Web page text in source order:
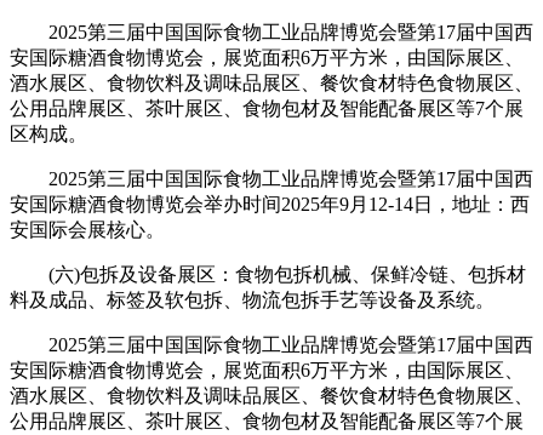
2025第三届中国国际食物工业品牌博览会暨第17届中国西
安国际糖酒食物博览会，展览面积6万平方米，由国际展区、
酒水展区、食物饮料及调味品展区、餐饮食材特色食物展区、
公用品牌展区、茶叶展区、食物包材及智能配备展区等7个展
区构成。
2025第三届中国国际食物工业品牌博览会暨第17届中国西
安国际糖酒食物博览会举办时间2025年9月12-14日，地址：西
安国际会展核心。
(六)包拆及设备展区：食物包拆机械、保鲜冷链、包拆材
料及成品、标签及软包拆、物流包拆手艺等设备及系统。
2025第三届中国国际食物工业品牌博览会暨第17届中国西
安国际糖酒食物博览会，展览面积6万平方米，由国际展区、
酒水展区、食物饮料及调味品展区、餐饮食材特色食物展区、
公用品牌展区、茶叶展区、食物包材及智能配备展区等7个展